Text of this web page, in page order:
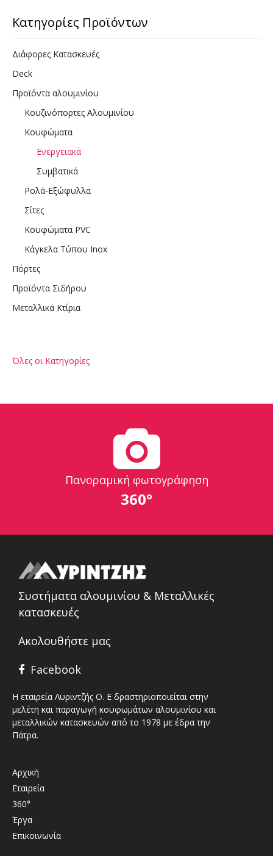
Κατηγορίες Προϊόντων
Διάφορες Κατασκευές
Deck
Προϊόντα αλουμινίου
Κουζινόπορτες Αλουμινίου
Κουφώματα
Ενεργειακά
Συμβατικά
Ρολά-Εξώφυλλα
Σίτες
Κουφώματα PVC
Κάγκελα Τύπου Inox
Πόρτες
Προϊόντα Σιδήρου
Μεταλλικά Κτίρια
Όλες οι Κατηγορίες
Πανοραμική φωτογράφηση
360°
Συστήματα αλουμινίου & Μεταλλικές
κατασκευές
Ακολουθήστε μας
Facebook
Η εταιρεία Λυριντζής Ο. Ε δραστηριοποιείται στην
μελέτη και παραγωγή κουφωμάτων αλουμινίου και
μεταλλικών κατασκευών από το 1978 με έδρα την
Πάτρα.
Αρχική
Εταιρεία
360°
Έργα
Επικοινωνία